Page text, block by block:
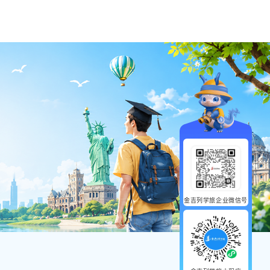
金吉列学旅企业微信号